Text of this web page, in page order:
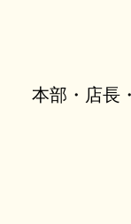
本部・店長